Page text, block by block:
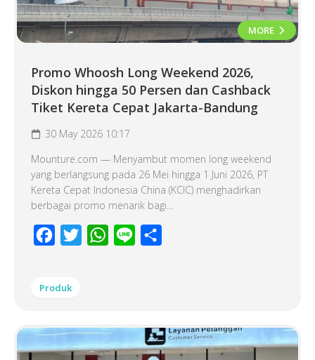
MORE
Promo Whoosh Long Weekend 2026,
Diskon hingga 50 Persen dan Cashback
Tiket Kereta Cepat Jakarta-Bandung
30 May 2026 10:17
Mounture.com — Menyambut momen long weekend
yang berlangsung pada 26 Mei hingga 1 Juni 2026, PT
Kereta Cepat Indonesia China (KCIC) menghadirkan
berbagai promo menarik bagi...
Facebook
Twitter WhatsApp
Line
Produk